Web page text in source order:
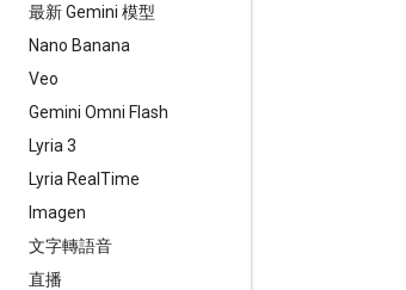
最新 Gemini 模型
Nano Banana
Veo
Gemini Omni Flash
Lyria 3
Lyria Real Time
Imagen
文字轉語音
直播